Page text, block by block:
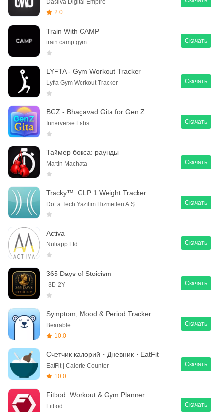
Dasilva Digital Empire
2.0
Train With CAMP
train camp gym Скачать
LYFTA - Gym Workout Tracker
Lyfta Gym Workout Tracker Скачать
BGZ - Bhagavad Gita for Gen Z
Innerverse Labs Скачать
Таймер бокса: раунды
Martin Machata Скачать
Tracky™: GLP 1 Weight Tracker
DoFa Tech Yazılım Hizmetleri A.Ş. Скачать
Activa
Nubapp Ltd. Скачать
365 Days of Stoicism
-3D-2Y Скачать
Symptom, Mood & Period Tracker
Bearable
10.0
Скачать
Счетчик калорий・Дневник・EatFit
EatFit | Calorie Counter
10.0
Скачать
Fitbod: Workout & Gym Planner
Fitbod
Скачать